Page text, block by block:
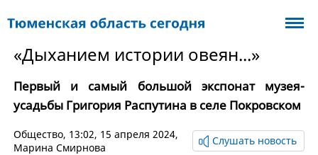
«Дыханием истории овеян...»
Первый и самый большой экспонат музея-
усадьбы Григория Распутина в селе Покровском
Общество, 13:02, 15 апреля 2024,
Марина Смирнова
Слушать новость